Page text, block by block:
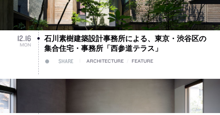
12.16
MON
石川素樹建築設計事務所による、東京・渋谷区の
集合住宅・事務所「西参道テラス」
SHARE ARCHITECTURE FEATURE